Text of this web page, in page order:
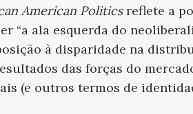
American Politicsreflete a
“a ala esquerda do
à disparidade na
das forças do
(e outros termos de